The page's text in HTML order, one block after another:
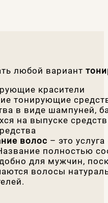
любой вариант
красители
тонирующие
в виде шампуней,
на выпуске
волос – это
полностью
для мужчин,
волосы